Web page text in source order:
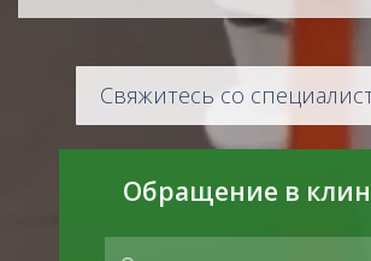
Свяжитесь со
Обращение в